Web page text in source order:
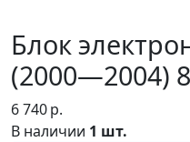
Блок
(2000—2004)
6 740р.
В наличии 1 шт.